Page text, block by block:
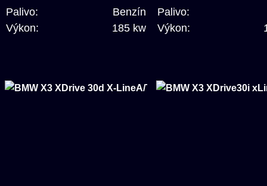
Palivo:
Benzín
Výkon:
185 kw
Palivo:
Výkon: